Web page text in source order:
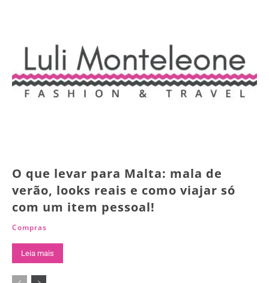
O que levar para Malta: mala de
verão, looks reais e como viajar só
com um item pessoal!
Compras
Leia mais